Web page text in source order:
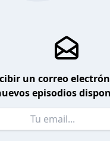
un correo
episodios